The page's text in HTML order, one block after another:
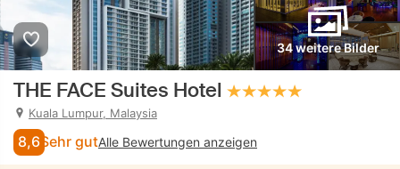
34 weitere Bilder
THE FACE Suites Hotel
Kuala Lumpur, Malaysia
8,6 Sehr gutAlle Bewertungen anzeigen